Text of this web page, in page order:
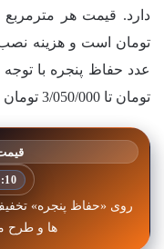
دارد. قیمت هر مترمربع حفاظ
تومان است و هزینه نصب
عدد حفاظ پنجره با
تومان تا 3/050/000
روی «حفاظ پنجره»
ها و طرح